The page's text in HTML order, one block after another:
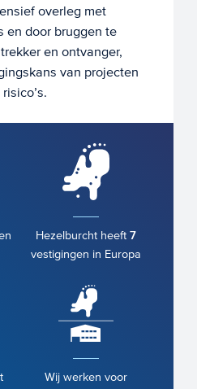
overleg met
en door bruggen te
en ontvanger,
van projecten
Hezelburcht heeft 7
vestigingen in Europa
Wij werken voor